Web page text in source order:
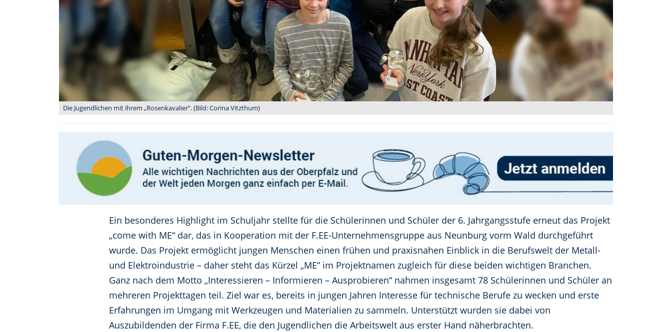
Die Jugendlichen mit ihrem „Rosenkavalier”. (Bild: Corina Vitzthum)
Ein besonderes Highlight im Schuljahr stellte für die Schülerinnen und Schüler der 6. Jahrgangsstufe erneut das Projekt
„come with ME“ dar, das in Kooperation mit der F.EE-Unternehmensgruppe aus Neunburg vorm Wald durchgeführt
wurde. Das Projekt ermöglicht jungen Menschen einen frühen und praxisnahen Einblick in die Berufswelt der Metall-
und Elektroindustrie – daher steht das Kürzel „ME“ im Projektnamen zugleich für diese beiden wichtigen Branchen.
Ganz nach dem Motto „Interessieren – Informieren – Ausprobieren“ nahmen insgesamt 78 Schülerinnen und Schüler an
mehreren Projekttagen teil. Ziel war es, bereits in jungen Jahren Interesse für technische Berufe zu wecken und erste
Erfahrungen im Umgang mit Werkzeugen und Materialien zu sammeln. Unterstützt wurden sie dabei von
Auszubildenden der Firma F.EE, die den Jugendlichen die Arbeitswelt aus erster Hand näherbrachten.